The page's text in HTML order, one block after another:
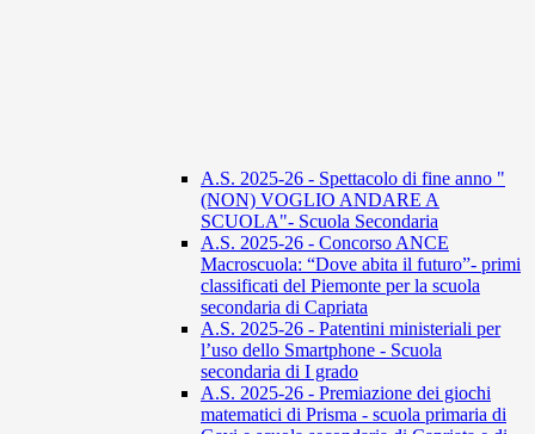
A.S. 2025-26 - Spettacolo di fine anno "
(NON) VOGLIO ANDARE A
SCUOLA"- Scuola Secondaria
A.S. 2025-26 - Concorso ANCE
Macroscuola: “Dove abita il futuro”- primi
classificati del Piemonte per la scuola
secondaria di Capriata
A.S. 2025-26 - Patentini ministeriali per
l’uso dello Smartphone - Scuola
secondaria di I grado
A.S. 2025-26 - Premiazione dei giochi
matematici di Prisma - scuola primaria di